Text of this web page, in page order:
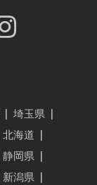
埼玉県
北海道
静岡県
新潟県